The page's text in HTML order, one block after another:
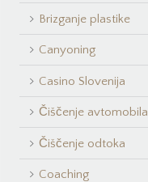
Brizganje plastike
Canyoning
Casino Slovenija
Čiščenje avtomobila
Čiščenje odtoka
Coaching